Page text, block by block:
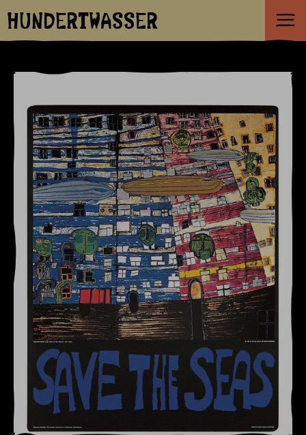
HUNDERTWASSER